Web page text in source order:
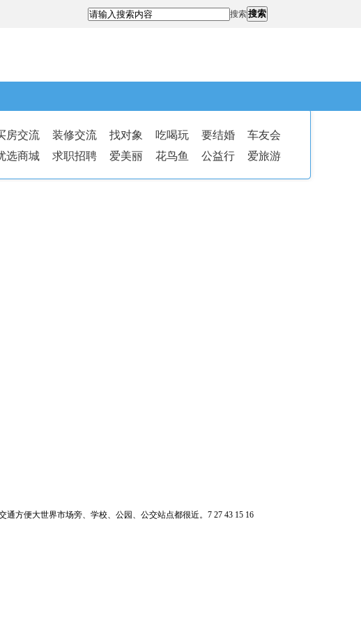
搜索搜索
房交流 装修交流 找对象 吃喝玩 要结婚
车友会
选商城 求职招聘 爱美丽 花鸟鱼 公益行 爱旅游
方便大世界市场旁、学校、公园、公交站点都很近。7 27 43 15 16